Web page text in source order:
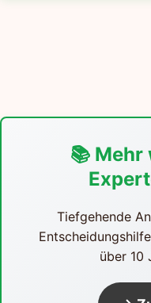
📚 Mehr
Tiefgehende
über 10